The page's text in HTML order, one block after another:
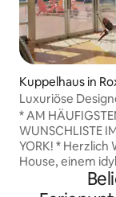
Kuppelhaus in
Luxuriöse
Oase in Catskills
* AM
WUNSCHLISTE
YORK! * Herzlich
House, einem
gestalteten
Jahreszeiten